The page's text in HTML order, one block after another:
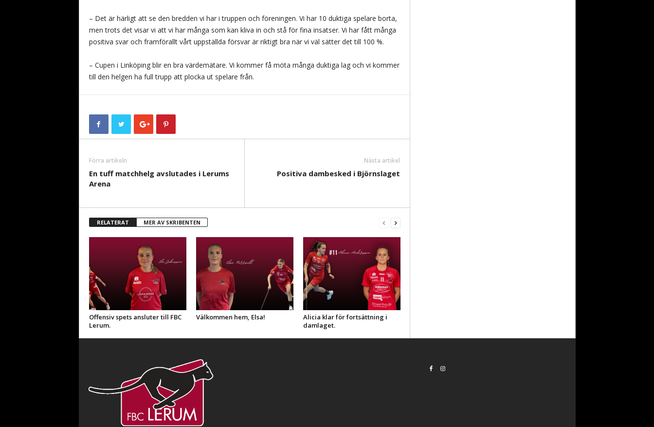
– Det är härligt att se den bredden vi har i truppen och föreningen. Vi har 10 duktiga spelare borta,
men trots det visar vi att vi har många som kan kliva in och stå för fina insatser. Vi har fått många
positiva svar och framförallt vårt uppställda försvar är riktigt bra när vi väl sätter det till 100 %.
– Cupen i Linköping blir en bra värdemätare. Vi kommer få möta många duktiga lag och vi kommer
till den helgen ha full trupp att plocka ut spelare från.
Förra artikeln
En tuff matchhelg avslutades i Lerums
Arena
Nästa artikel
Positiva dambesked i Björnslaget
RELATERAT MER AV SKRIBENTEN
Offensiv spets ansluter till FBC
Lerum.
Välkommen hem, Elsa!
Alicia klar för fortsättning i
damlaget.